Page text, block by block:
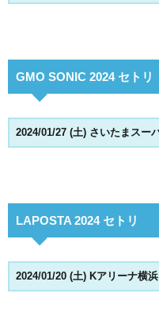
GMO SONIC 2024 セトリ
2024/01/27 (土) さいたまスー
LAPOSTA 2024 セトリ
2024/01/20 (土) Kアリーナ横